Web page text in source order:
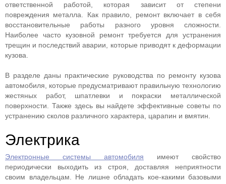
ответственной работой, которая зависит от степени
повреждения металла. Как правило, ремонт включает в себя
восстановительные работы разного уровня сложности.
Наиболее часто кузовной ремонт требуется для устранения
трещин и последствий аварии, которые приводят к деформации
кузова.
В разделе даны практические руководства по ремонту кузова
автомобиля, которые предусматривают правильную технологию
жестяных работ, шпатлевки и покраски металлической
поверхности. Также здесь вы найдете эффективные советы по
устранению сколов различного характера, царапин и вмятин.
Электрика
Электронные системы автомобиля имеют свойство
периодически выходить из строя, доставляя неприятности
своим владельцам. Не лишне обладать кое-какими базовыми